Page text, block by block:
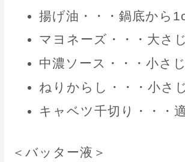
揚げ油・・・鍋底から
マヨネーズ・・・大さ
中濃ソース・・・小さ
ねりからし・・・小さ
キャベツ千切り・・・
＜バッター液＞